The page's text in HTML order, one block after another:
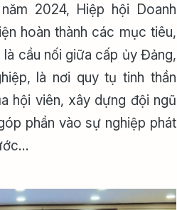
2024, Hiệp hội Doanh
hoàn thành các mục tiêu,
cầu nối giữa cấp ủy Đảng,
là nơi quy tụ tinh thần
hội viên, xây dựng đội ngũ
phần vào sự nghiệp phát